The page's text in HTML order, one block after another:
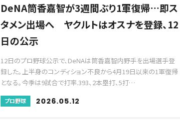
DeNA筒香嘉智が3週間ぶり1軍復帰…即ス
タメン出場へ ヤクルトはオスナを登録、12
日の公示
12日のプロ野球公示で、DeNAは筒香嘉智内野手を出場選手登
録した。上半身のコンディション不良から4月19日以来の1軍復帰
となる。今季は9試合で打率.393、2本塁打、5打…
プロ野球 2026.05.12